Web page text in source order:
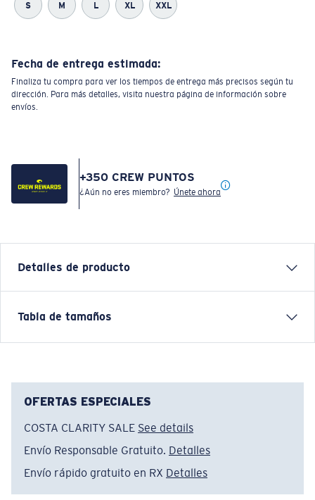
S M L XL XXL
Fecha de entrega estimada:
Finaliza tu compra para ver los tiempos de entrega más precisos según tu
dirección. Para más detalles, visita nuestra página de información sobre
envíos.
+350 CREW PUNTOS
¿Aún no eres miembro? Únete ahora
Detalles de producto
Each graphic tee represents a story from the water—
travel, and exploration.
Artículo n.°:FQA401367-760
Color: Verde Musgo
Tabla de tamaños
OFERTAS ESPECIALES
COSTA CLARITY SALE See details
Envío Responsable Gratuito. Detalles
Envío rápido gratuito en RX Detalles